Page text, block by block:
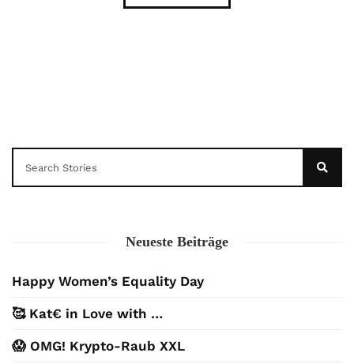
Neueste Beiträge
Happy Women’s Equality Day
🥰 Kat€ in Love with …
😱 OMG! Krypto-Raub XXL